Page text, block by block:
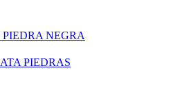
NEGRA